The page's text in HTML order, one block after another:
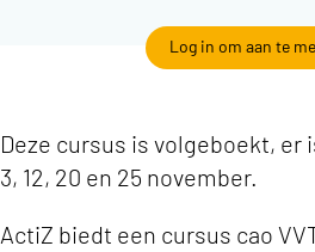
Log in om aan te
Deze cursus is volgeboekt, er
3, 12, 20 en 25 november.
ActiZ biedt een cursus cao